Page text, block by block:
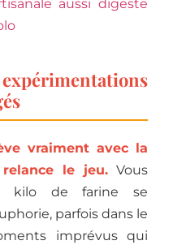
aussi digeste
vraiment avec la
le jeu. Vous
kilo de farine se
parfois dans le
imprévus qui